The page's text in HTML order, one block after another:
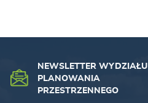
NEWSLETTER WYDZIAŁU
PLANOWANIA
PRZESTRZENNEGO